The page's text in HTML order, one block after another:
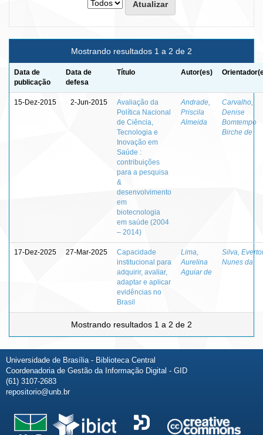
Mostrando resultados 1 a 2 de 2
Data de
publicação
Data de
defesa
Título Autor(es)
15-Dez-2015 2-Jun-2015
Avaliação da
Política Nacional
de Ciência,
Tecnologia e
Inovação em
Saúde :
contribuições
para a pesquisa
&
desenvolvimento
em
biotecnologia
em saúde (2004
– 2014)
Andrade,
Priscila
Almeida
Carvalho,
Denise
Bomtempo
Birche de
17-Dez-2025 27-Mar-2025
Capacidade
institucional para
adquirir, avaliar,
adaptar e aplicar
evidências no
Brasil
Lima,
Aurelina
Aguiar de
Silva,
Nunes da
Mostrando resultados 1 a 2 de 2
Universidade de Brasília - Biblioteca Central
Coordenadoria de Gestão da Informação Digital - GID
(61) 3107-2683
repositorio@unb.br